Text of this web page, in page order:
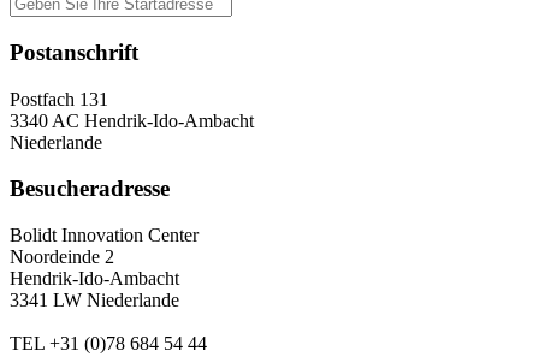
Postanschrift
Postfach 131
3340 AC Hendrik-Ido-Ambacht
Niederlande
Besucheradresse
Bolidt Innovation Center
Noordeinde 2
Hendrik-Ido-Ambacht
3341 LW Niederlande
TEL +31 (0)78 684 54 44